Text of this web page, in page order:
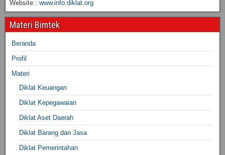
Website : www.info.diklat.org
Materi Bimtek
Beranda
Profil
Materi
Diklat Keuangan
Diklat Kepegawaian
Diklat Aset Daerah
Diklat Barang dan Jasa
Diklat Pemerintahan